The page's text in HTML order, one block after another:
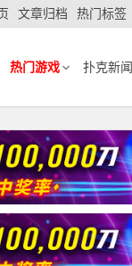
文章归档 热门标签
热门游戏 扑克新闻